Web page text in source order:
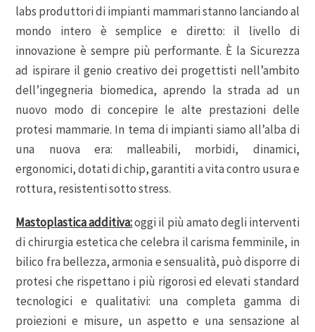
labs produttori di impianti mammari stanno lanciando al
mondo intero è semplice e diretto: il livello di
innovazione è sempre più performante. È la Sicurezza
ad ispirare il genio creativo dei progettisti nell’ambito
dell’ingegneria biomedica, aprendo la strada ad un
nuovo modo di concepire le alte prestazioni delle
protesi mammarie. In tema di impianti siamo all’alba di
una nuova era: malleabili, morbidi, dinamici,
ergonomici, dotati di chip, garantiti a vita contro usura e
rottura, resistenti sotto stress.
Mastoplastica additiva:oggi il più amato degli interventi
di chirurgia estetica che celebra il carisma femminile, in
bilico fra bellezza, armonia e sensualità, può disporre di
protesi che rispettano i più rigorosi ed elevati standard
tecnologici e qualitativi: una completa gamma di
proiezioni e misure, un aspetto e una sensazione al